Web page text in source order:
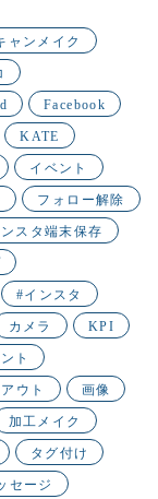
ャンメイク
Facebook
KATE
イベント
フォロー解除
スタ端末保存
#インスタ
カメラ KPI
ト
ウト 画像
加工メイク
タグ付け
セージ